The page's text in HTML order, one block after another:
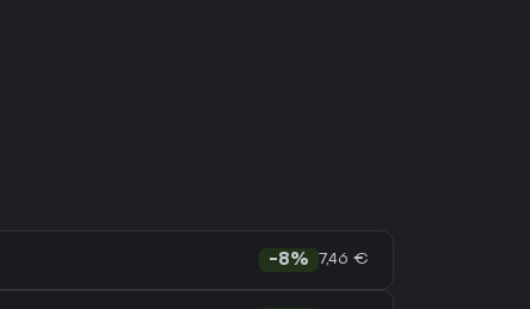
-8% 7,46 €